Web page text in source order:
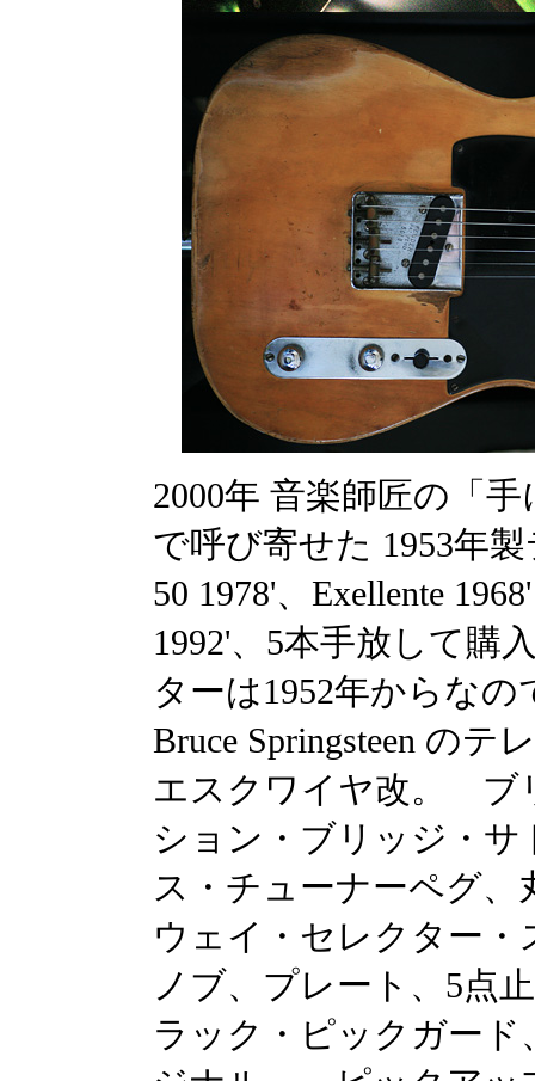
2000年 音楽師匠の「
で呼び寄せた 1953年
50 1978'、Exellente
1992'、5本手放して購
ターは1952年からな
Bruce Springsteen のテ
エスクワイヤ改。 ブ
ション・ブリッジ・
ス・チューナーペグ
ウェイ・セレクター
ノブ、プレート、5点
ラック・ピックガー